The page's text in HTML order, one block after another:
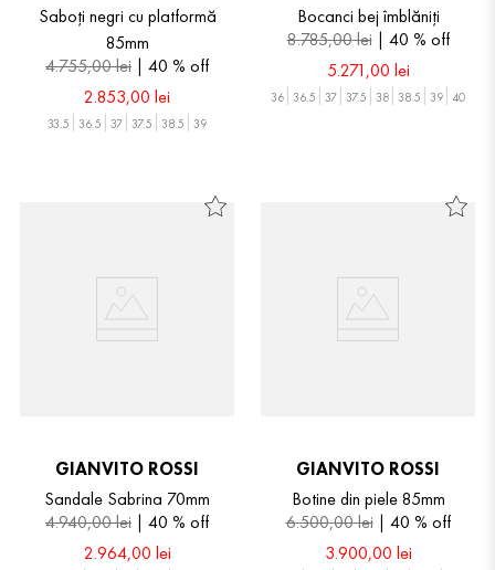
Saboți negri cu platformă
85mm
4.755,00lei 40 % off
2.853,00 lei
33.5 36.5 37 37.5 38.5 39
Bocanci bej îmblăniți
8.785,00lei 40 % off
5.271,00 lei
36 36.5 37 37.5 38 38.5 39 40
GIANVITO ROSSI
Sandale Sabrina 70mm
4.940,00lei 40 % off
2.964,00 lei
GIANVITO ROSSI
Botine din piele 85mm
6.500,00lei 40 % off
3.900,00 lei